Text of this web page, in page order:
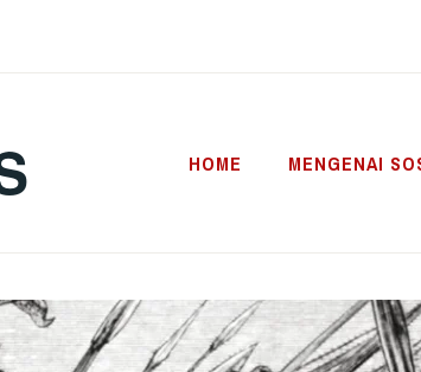
HOME MENGENAI